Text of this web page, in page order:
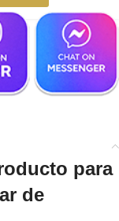
para
de